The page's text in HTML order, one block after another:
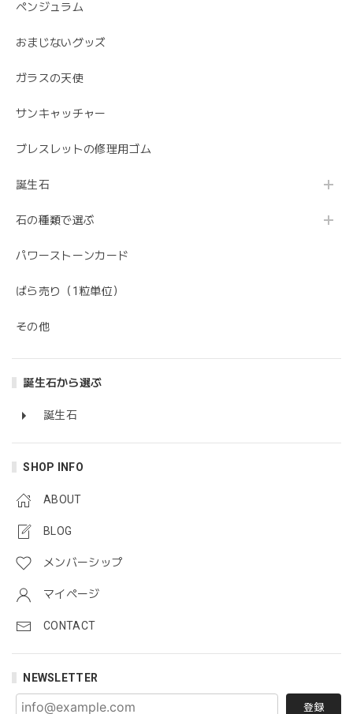
ペンジュラム
おまじないグッズ
ガラスの天使
サンキャッチャー
ブレスレットの修理用ゴム
誕生石
石の種類で選ぶ
パワーストーンカード
ばら売り（1粒単位）
その他
誕生石から選ぶ
誕生石
SHOP INFO
ABOUT
BLOG
メンバーシップ
マイページ
CONTACT
NEWSLETTER
登録